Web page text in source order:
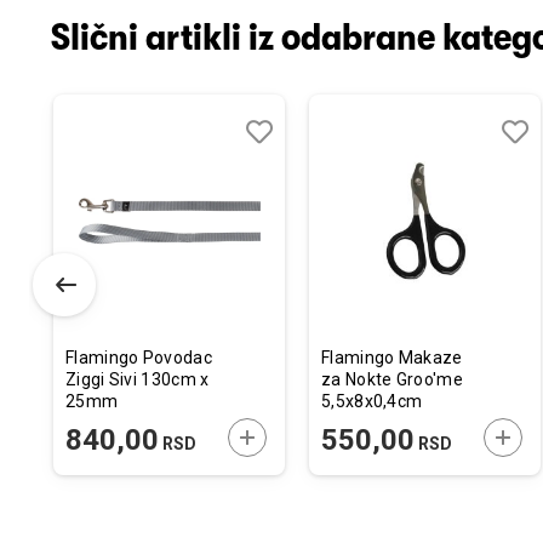
Slični artikli iz odabrane
U KORPU
Flamingo Povodac
Ziggi Sivi 130cm x
25mm
840,00 RSD DODAJTE U KORPU
listu
Flamingo Makaze
za Nokte Groo'me
5,5x8x0,4cm
550,00 RSD